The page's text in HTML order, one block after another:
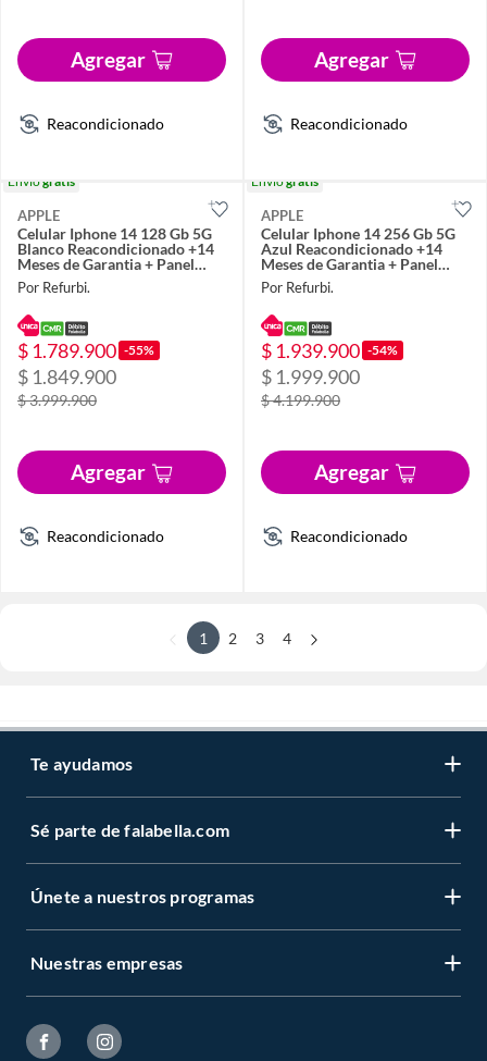
Agregar
Reacondicionado
Agregar
Reacondicionado
Envíogratis
APPLE
Celular Iphone 14 128 Gb 5G
Blanco Reacondicionado +14
Meses de Garantia + Panel
Solar
Por Refurbi.
$ 1.789.900 -55%
$ 1.849.900
$ 3.999.900
Agregar
Reacondicionado
Envíogratis
APPLE
Celular Iphone 14 256 Gb 5G
Azul Reacondicionado +14
Meses de Garantia + Panel
Solar
Por Refurbi.
$ 1.939.900 -54%
$ 1.999.900
$ 4.199.900
Agregar
Reacondicionado
1 2 3 4
Te ayudamos
Sé parte de falabella.com
Únete a nuestros programas
Nuestras empresas